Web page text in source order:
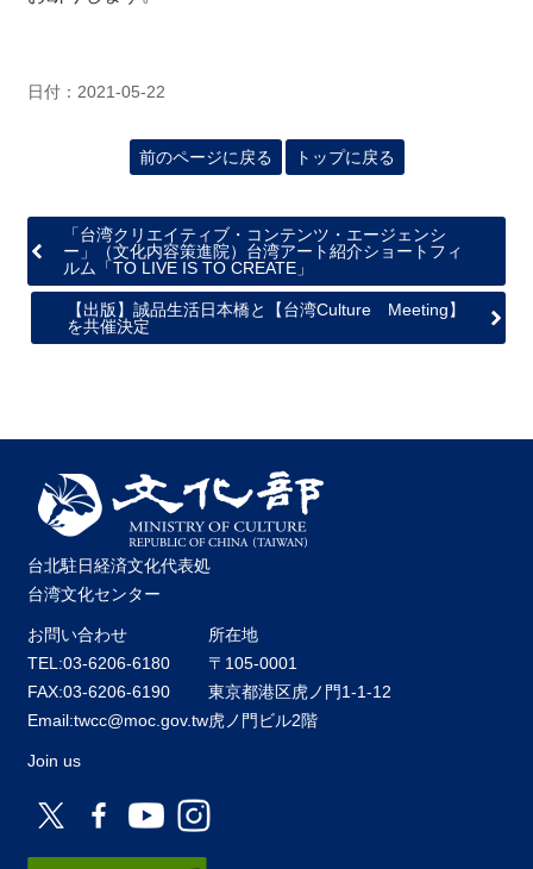
日付：2021-05-22
前のページに戻る トップに戻る
「台湾クリエイティブ・コンテンツ・エージェンシ
ー」（文化内容策進院）台湾アート紹介ショートフィ
ルム「TO LIVE IS TO CREATE」
【出版】誠品生活日本橋と【台湾Culture Meeting】
を共催決定
台北駐日経済文化代表処
台湾文化センター
お問い合わせ
TEL:03-6206-6180
FAX:03-6206-6190
Email:twcc@moc.gov.tw
所在地
〒105-0001
東京都港区虎ノ門1-1-12
虎ノ門ビル2階
Join us